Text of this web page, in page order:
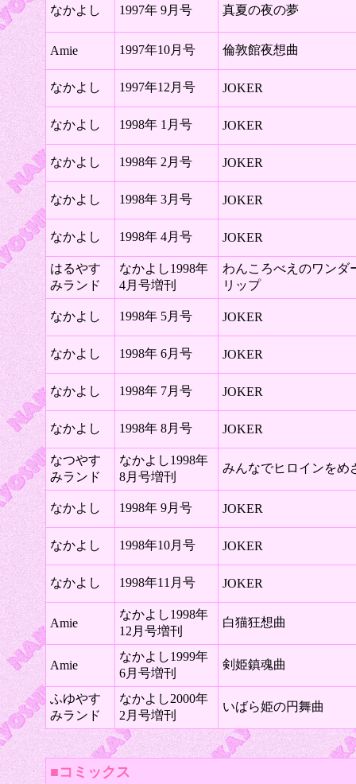
なかよし 1997年 9月号 真夏の夜の夢
Amie 1997年10月号 倫敦館夜想曲
なかよし 1997年12月号 JOKER
なかよし 1998年 1月号 JOKER
なかよし 1998年 2月号 JOKER
なかよし 1998年 3月号 JOKER
なかよし 1998年 4月号 JOKER
はるやす
みランド
なかよし1998年
4月号増刊
わんころべえのワンダ
リップ
なかよし 1998年 5月号 JOKER
なかよし 1998年 6月号 JOKER
なかよし 1998年 7月号 JOKER
なかよし 1998年 8月号 JOKER
なつやす
みランド
なかよし1998年
8月号増刊
みんなでヒロインをめ
なかよし 1998年 9月号 JOKER
なかよし 1998年10月号 JOKER
なかよし 1998年11月号 JOKER
Amie
なかよし1998年
12月号増刊
白猫狂想曲
Amie
なかよし1999年
6月号増刊
剣姫鎮魂曲
ふゆやす
みランド
なかよし2000年
2月号増刊
いばら姫の円舞曲
■コミックス